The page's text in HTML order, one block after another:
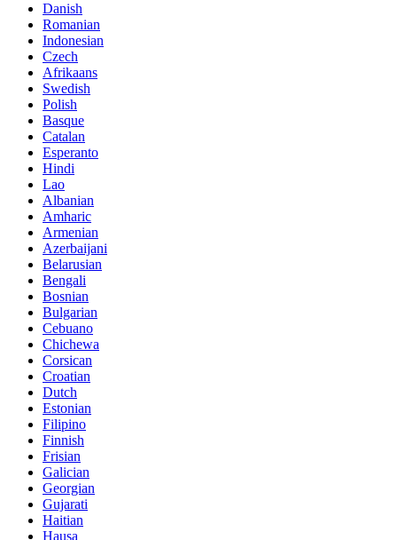
Danish
Romanian
Indonesian
Czech
Afrikaans
Swedish
Polish
Basque
Catalan
Esperanto
Hindi
Lao
Albanian
Amharic
Armenian
Azerbaijani
Belarusian
Bengali
Bosnian
Bulgarian
Cebuano
Chichewa
Corsican
Croatian
Dutch
Estonian
Filipino
Finnish
Frisian
Galician
Georgian
Gujarati
Haitian
Hausa